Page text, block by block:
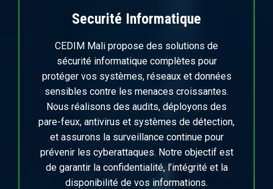
Securité Informatique
CEDIM Mali propose des solutions de
sécurité informatique complètes pour
protéger vos systèmes, réseaux et données
sensibles contre les menaces croissantes.
Nous réalisons des audits, déployons des
pare-feux, antivirus et systèmes de détection,
et assurons la surveillance continue pour
prévenir les cyberattaques. Notre objectif est
de garantir la confidentialité, l’intégrité et la
disponibilité de vos informations.